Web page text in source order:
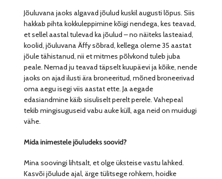
Jõuluvana jaoks algavad jõulud kuskil augusti lõpus. Siis
hakkab pihta kokkuleppimine kõigi nendega, kes teavad,
et sellel aastal tulevad ka jõulud – no näiteks lasteaiad,
koolid, jõuluvana Äffy sõbrad, kellega oleme 35 aastat
jõule tähistanud, nii et mitmes põlvkond tuleb juba
peale. Nemad ju teavad täpselt kuupäevi ja kõike, nende
jaoks on ajad ilusti ära broneeritud, mõned broneerivad
oma aegu isegi viis aastat ette. Ja aegade
edasiandmine käib sisuliselt perelt perele. Vahepeal
tekib mingisuguseid vabu auke küll, aga neid on muidugi
vähe.
Mida inimestele jõuludeks soovid?
Mina soovingi lihtsalt, et olge üksteise vastu lahked.
Kasvõi jõulude ajal, ärge tülitsege rohkem, hoidke